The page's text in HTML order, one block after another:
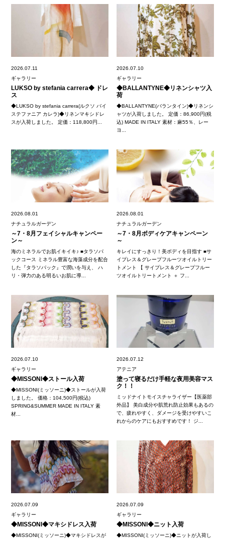
2026.07.11
ギャラリー
LUKSO by stefania carrera◆ ドレ
ス
◆LUKSO by stefania carrera(ルクソ バイ
ステファニア カレラ)◆リネンマキシドレ
スが入荷しました。 定価：118,800円...
2026.07.10
ギャラリー
◆BALLANTYNE◆リネンシャツ入
荷
◆BALLANTYNE(バランタイン)◆リネンシ
ャツが入荷しました。 定価：86,900円(税
込) MADE IN ITALY 素材：麻55％、レー
ヨ...
2026.08.01
ナチュラルガーデン
～7・8月フェイシャルキャンペー
ン～
海のミネラルでお肌イキイキ♪ ■タラソパ
ックコース ミネラル豊富な海藻成分を配合
した『タラソパック』で潤いを与え、 ハ
リ・弾力のある明るいお肌に導...
2026.08.01
ナチュラルガーデン
～7・8月ボディケアキャンペーン
～
キレイにすっきり！美ボディを目指す ■サ
イプレス＆グレープフルーツオイルトリー
トメント 【 サイプレス＆グレープフルー
ツオイルトリートメント ＋ フ...
2026.07.10
ギャラリー
◆MISSONI◆ストール入荷
◆MISSONI(ミッソーニ)◆ストールが入荷
しました。 価格：104,500円(税込)
SPRING&SUMMER MADE IN ITALY 素
材...
2026.07.12
アテニア
塗って寝るだけ手軽な夜用美容マス
ク！！
ミッドナイトモイスチャライザー【医薬部
外品】 美白成分や肌荒れ防止効果もあるの
で、疲れやすく、ダメージを受けやすいこ
れからのケアにもおすすめです！ ジ...
2026.07.09
ギャラリー
◆MISSONI◆マキシドレス入荷
◆MISSONI(ミッソーニ)◆マキシドレスが
2026.07.09
ギャラリー
◆MISSONI◆ニット入荷
◆MISSONI(ミッソーニ)◆ニットが入荷し